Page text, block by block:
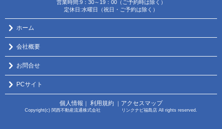
営業時間:9：30～19：00（ご予約時は除く）
定休日:水曜日（祝日・ご予約は除く）
ホーム
会社概要
お問合せ
PCサイト
個人情報 ｜ 利用規約 ｜ アクセスマップ
Copyright(c) 関西不動産流通株式会社 リンクナビ福島店 All rights reserved.